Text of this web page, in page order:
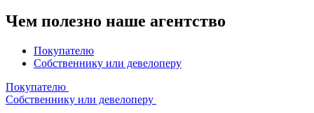
Чем полезно наше агентство
Покупателю
Собственнику или девелоперу
Покупателю
Собственнику или девелоперу